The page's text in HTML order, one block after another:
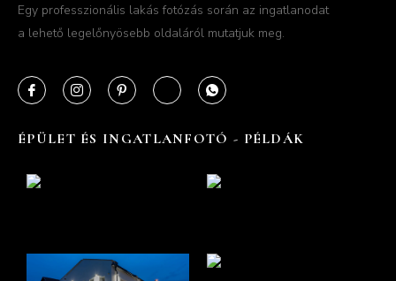
Egy professzionális lakás fotózás során az ingatlanodat
a lehető legelőnyösebb oldaláról mutatjuk meg.
ÉPÜLET ÉS INGATLANFOTÓ - PÉLDÁK